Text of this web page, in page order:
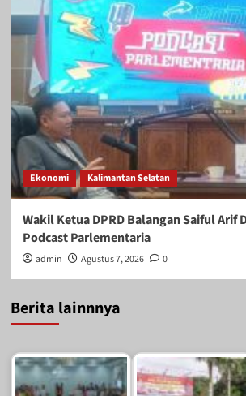
Ekonomi Kalimantan Selatan
Wakil Ketua DPRD Balangan Saiful Arif
Podcast Parlementaria
admin Agustus 7, 2026 0
Berita lainnnya